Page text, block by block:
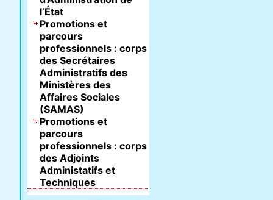
l’État
Promotions et
parcours
professionnels : corps
des Secrétaires
Administratifs des
Ministères des
Affaires Sociales
(SAMAS)
Promotions et
parcours
professionnels : corps
des Adjoints
Administatifs et
Techniques